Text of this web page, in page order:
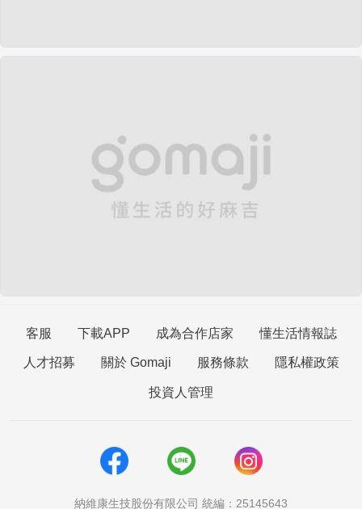
客服 下載APP 成為合作店家 懂生活情報誌
人才招募 關於 Gomaji 服務條款 隱私權政策
投資人管理
納維康生技股份有限公司 統編：25145643